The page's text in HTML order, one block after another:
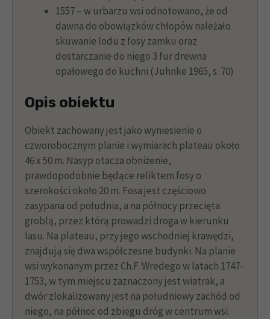
1557 – w urbarzu wsi odnotowano, że od
dawna do obowiązków chłopów należało
skuwanie lodu z fosy zamku oraz
dostarczanie do niego 3 fur drewna
opałowego do kuchni (Juhnke 1965, s. 70)
Opis obiektu
Obiekt zachowany jest jako wyniesienie o
czworobocznym planie i wymiarach plateau około
46 x 50 m. Nasyp otacza obniżenie,
prawdopodobnie będące reliktem fosy o
szerokości około 20 m. Fosa jest częściowo
zasypana od południa, a na północy przecięta
groblą, przez którą prowadzi droga w kierunku
lasu. Na plateau, przy jego wschodniej krawędzi,
znajdują się dwa współczesne budynki. Na planie
wsi wykonanym przez Ch.F. Wredego w latach 1747-
1753, w tym miejscu zaznaczony jest wiatrak, a
dwór zlokalizowany jest na południowy zachód od
niego, na północ od zbiegu dróg w centrum wsi.